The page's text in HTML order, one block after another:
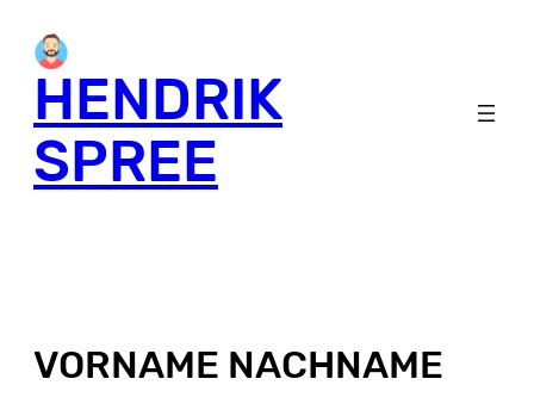
HENDRIK
SPREE
VORNAME NACHNAME